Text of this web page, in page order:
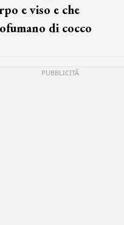
e viso e che
di cocco